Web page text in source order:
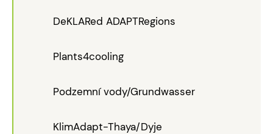
DeKLARed ADAPTRegions
Plants4cooling
Podzemní vody/Grundwasser
KlimAdapt-Thaya/Dyje